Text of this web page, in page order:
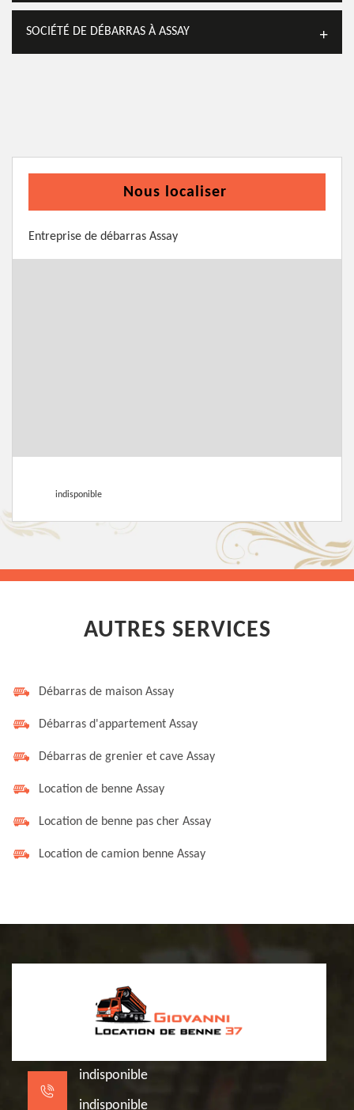
SOCIÉTÉ DE DÉBARRAS À ASSAY
Nous localiser
Entreprise de débarras Assay
indisponible
AUTRES SERVICES
Débarras de maison Assay
Débarras d'appartement Assay
Débarras de grenier et cave Assay
Location de benne Assay
Location de benne pas cher Assay
Location de camion benne Assay
indisponible
indisponible